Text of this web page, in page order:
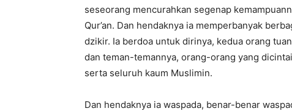
seseorang mencurahkan segenap
Qur’an. Dan hendaknya ia memperbanyak
dzikir. Ia berdoa untuk dirinya, kedua orang
dan teman-temannya, orang-orang yang
serta seluruh kaum Muslimin.
Dan hendaknya ia waspada, benar-benar